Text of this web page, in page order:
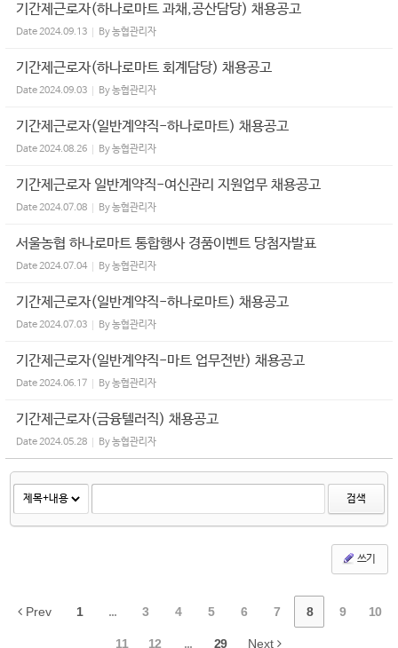
기간제근로자(하나로마트 과채,공산담당) 채용공고
Date2024.09.13 By농협관리자
기간제근로자(하나로마트 회계담당) 채용공고
Date2024.09.03 By농협관리자
기간제근로자(일반계약직-하나로마트) 채용공고
Date2024.08.26 By농협관리자
기간제근로자 일반계약직-여신관리 지원업무 채용공고
Date2024.07.08 By농협관리자
서울농협 하나로마트 통합행사 경품이벤트 당첨자발표
Date2024.07.04 By농협관리자
기간제근로자(일반계약직-하나로마트) 채용공고
Date2024.07.03 By농협관리자
기간제근로자(일반계약직-마트 업무전반) 채용공고
Date2024.06.17 By농협관리자
기간제근로자(금융텔러직) 채용공고
Date2024.05.28 By농협관리자
검색
쓰기
Prev 1 ... 3 4 5 6 7 8 9 10
11 12 ... 29 Next